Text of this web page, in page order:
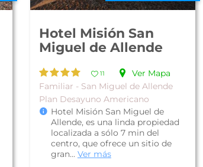
Hotel Misión San
Miguel de Allende
11
Ver Mapa
Familiar - San Miguel de Allende
Plan Desayuno Americano
Hotel Misión San Miguel de
Allende, es una linda propiedad
localizada a sólo 7 min del
centro, que ofrece un sitio de
gran... Ver más